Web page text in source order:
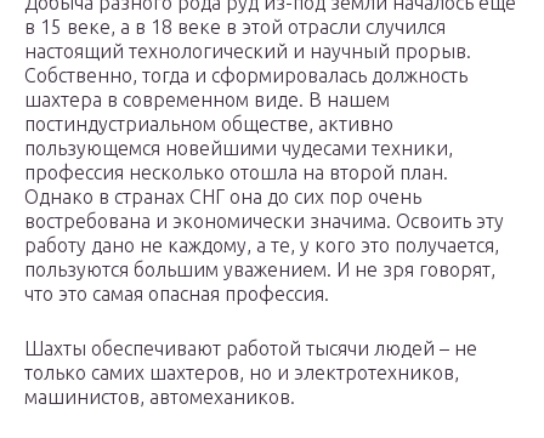
в 15 веке, а в 18 веке в этой отрасли случился
настоящий технологический и научный прорыв.
Собственно, тогда и сформировалась должность
шахтера в современном виде. В нашем
постиндустриальном обществе, активно
пользующемся новейшими чудесами техники,
профессия несколько отошла на второй план.
Однако в странах СНГ она до сих пор очень
востребована и экономически значима. Освоить эту
работу дано не каждому, а те, у кого это получается,
пользуются большим уважением. И не зря говорят,
что это самая опасная профессия.
Шахты обеспечивают работой тысячи людей – не
только самих шахтеров, но и электротехников,
машинистов, автомехаников.